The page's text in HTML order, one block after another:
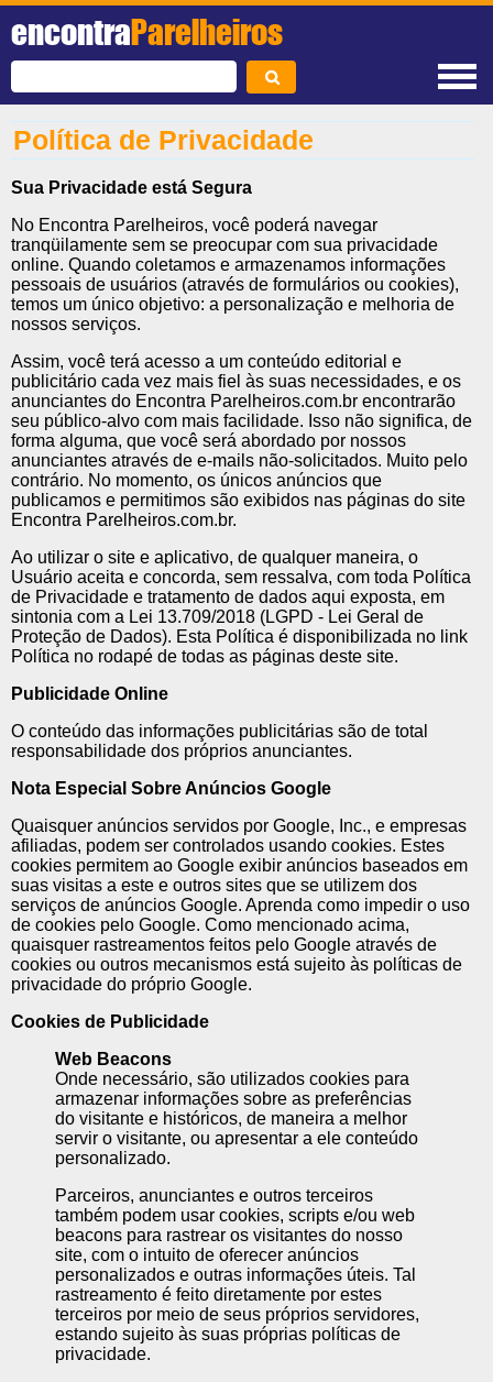
encontraParelheiros
Política de Privacidade
Sua Privacidade está Segura
No Encontra Parelheiros, você poderá navegar
tranqüilamente sem se preocupar com sua privacidade
online. Quando coletamos e armazenamos informações
pessoais de usuários (através de formulários ou cookies),
temos um único objetivo: a personalização e melhoria de
nossos serviços.
Assim, você terá acesso a um conteúdo editorial e
publicitário cada vez mais fiel às suas necessidades, e os
anunciantes do Encontra Parelheiros.com.br encontrarão
seu público-alvo com mais facilidade. Isso não significa, de
forma alguma, que você será abordado por nossos
anunciantes através de e-mails não-solicitados. Muito pelo
contrário. No momento, os únicos anúncios que
publicamos e permitimos são exibidos nas páginas do site
Encontra Parelheiros.com.br.
Ao utilizar o site e aplicativo, de qualquer maneira, o
Usuário aceita e concorda, sem ressalva, com toda Política
de Privacidade e tratamento de dados aqui exposta, em
sintonia com a Lei 13.709/2018 (LGPD - Lei Geral de
Proteção de Dados). Esta Política é disponibilizada no link
Política no rodapé de todas as páginas deste site.
Publicidade Online
O conteúdo das informações publicitárias são de total
responsabilidade dos próprios anunciantes.
Nota Especial Sobre Anúncios Google
Quaisquer anúncios servidos por Google, Inc., e empresas
afiliadas, podem ser controlados usando cookies. Estes
cookies permitem ao Google exibir anúncios baseados em
suas visitas a este e outros sites que se utilizem dos
serviços de anúncios Google. Aprenda como impedir o uso
de cookies pelo Google. Como mencionado acima,
quaisquer rastreamentos feitos pelo Google através de
cookies ou outros mecanismos está sujeito às políticas de
privacidade do próprio Google.
Cookies de Publicidade
Web Beacons
Onde necessário, são utilizados cookies para
armazenar informações sobre as preferências
do visitante e históricos, de maneira a melhor
servir o visitante, ou apresentar a ele conteúdo
personalizado.
Parceiros, anunciantes e outros terceiros
também podem usar cookies, scripts e/ou web
beacons para rastrear os visitantes do nosso
site, com o intuito de oferecer anúncios
personalizados e outras informações úteis. Tal
rastreamento é feito diretamente por estes
terceiros por meio de seus próprios servidores,
estando sujeito às suas próprias políticas de
privacidade.